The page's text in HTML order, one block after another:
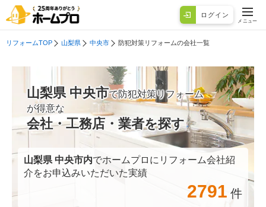
ログイン
メニュー
リフォームTOP 山梨県 中央市 防犯対策リフォームの会社一覧
山梨県 中央市で防犯対策リフォーム
が得意な
会社・工務店・業者を探す
山梨県 中央市内でホームプロにリフォーム会社紹
介をお申込みいただいた実績
2791 件